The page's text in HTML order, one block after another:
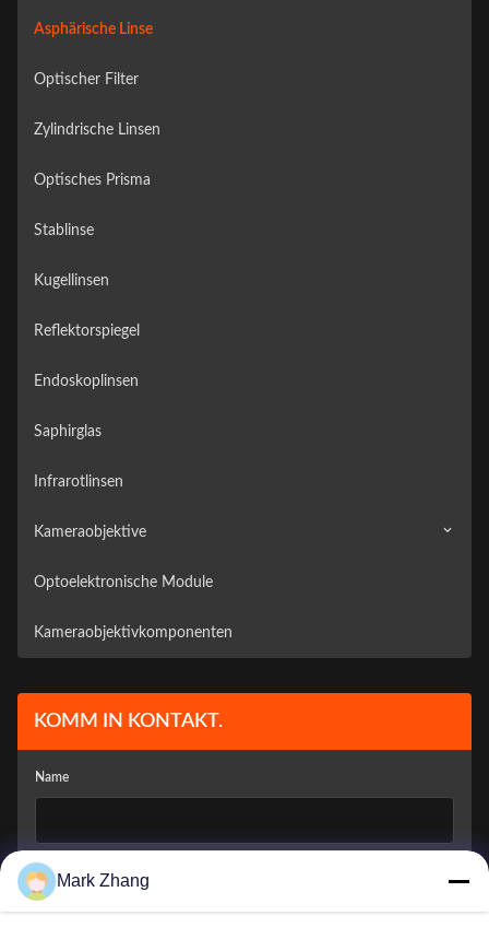
Asphärische Linse
Optischer Filter
Zylindrische Linsen
Optisches Prisma
Stablinse
Kugellinsen
Reflektorspiegel
Endoskoplinsen
Saphirglas
Infrarotlinsen
Kameraobjektive
Überwachungskamera
Fahrzeugkamera
Optoelektronische Module
Kameraobjektivkomponenten
KOMM IN KONTAKT.
Name
E-Mail-Adresse Der Firma
Mark Zhang